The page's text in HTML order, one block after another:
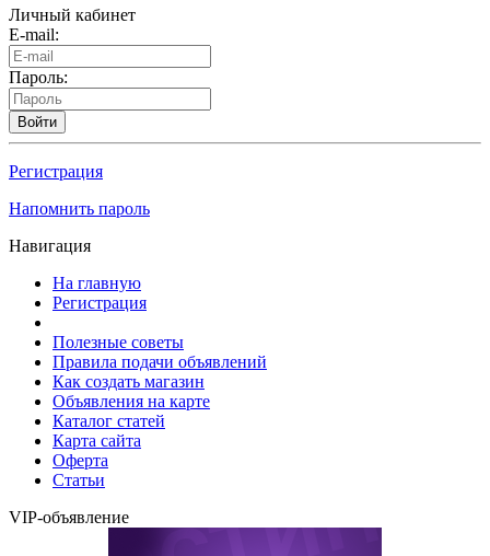
Личный кабинет
E-mail:
Пароль:
Войти
Регистрация
Напомнить пароль
Навигация
На главную
Регистрация
Полезные советы
Правила подачи объявлений
Как создать магазин
Объявления на карте
Каталог статей
Карта сайта
Оферта
Статьи
VIP-объявление